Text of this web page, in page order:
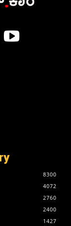
8300
4072
2760
2400
1427